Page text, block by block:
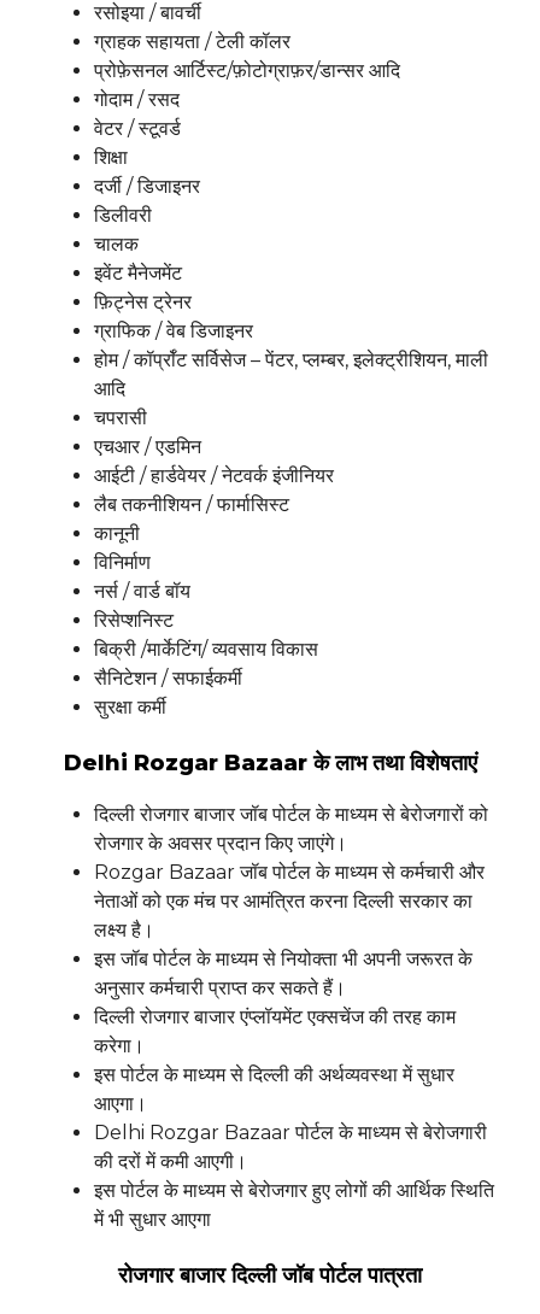
रसोइया / बावर्ची
ग्राहक सहायता / टेली कॉलर
प्रोफ़ेसनल आर्टिस्ट/फ़ोटोग्राफ़र/डान्सर आदि
गोदाम / रसद
वेटर / स्टूवर्ड
शिक्षा
दर्जी / डिजाइनर
डिलीवरी
चालक
इवेंट मैनेजमेंट
फ़िट्नेस ट्रेनर
ग्राफिक / वेब डिजाइनर
होम / कॉर्प्रॉट सर्विसेज – पेंटर, प्लम्बर, इलेक्ट्रीशियन, माली
आदि
चपरासी
एचआर / एडमिन
आईटी / हार्डवेयर / नेटवर्क इंजीनियर
लैब तकनीशियन / फार्मासिस्ट
कानूनी
विनिर्माण
नर्स / वार्ड बॉय
रिसेप्शनिस्ट
बिक्री /मार्केटिंग/ व्यवसाय विकास
सैनिटेशन / सफाईकर्मी
सुरक्षा कर्मी
Delhi Rozgar Bazaar के लाभ तथा विशेषताएं
दिल्ली रोजगार बाजार जॉब पोर्टल के माध्यम से बेरोजगारों को
रोजगार के अवसर प्रदान किए जाएंगे।
Rozgar Bazaar जॉब पोर्टल के माध्यम से कर्मचारी और
नेताओं को एक मंच पर आमंत्रित करना दिल्ली सरकार का
लक्ष्य है।
इस जॉब पोर्टल के माध्यम से नियोक्ता भी अपनी जरूरत के
अनुसार कर्मचारी प्राप्त कर सकते हैं।
दिल्ली रोजगार बाजार एंप्लॉयमेंट एक्सचेंज की तरह काम
करेगा।
इस पोर्टल के माध्यम से दिल्ली की अर्थव्यवस्था में सुधार
आएगा।
Delhi Rozgar Bazaar पोर्टल के माध्यम से बेरोजगारी
की दरों में कमी आएगी।
इस पोर्टल के माध्यम से बेरोजगार हुए लोगों की आर्थिक स्थिति
में भी सुधार आएगा
रोजगार बाजार दिल्ली जॉब पोर्टल पात्रता